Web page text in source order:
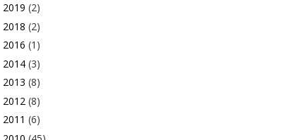
2019 (2)
2018 (2)
2016 (1)
2014 (3)
2013 (8)
2012 (8)
2011 (6)